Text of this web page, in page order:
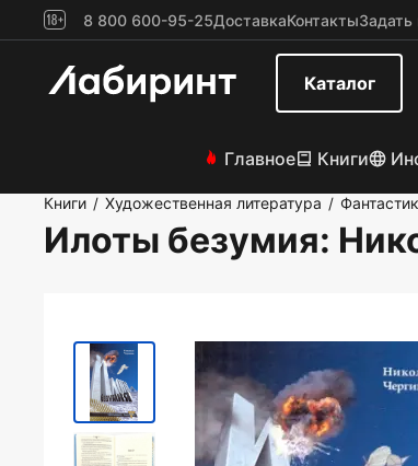
8 800 600-95-25ДоставкаКонтактыЗадать
Каталог
Главное Книги
Книги / Художественная литература /
Илоты безумия: